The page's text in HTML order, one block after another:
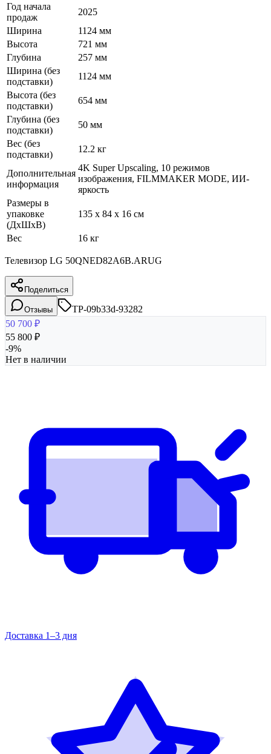
Год начала
продаж
2025
Ширина
1124 мм
Высота
721 мм
Глубина
257 мм
Ширина (без
подставки)
1124 мм
Высота (без
подставки)
654 мм
Глубина (без
подставки)
50 мм
Вес (без
подставки)
12.2 кг
Дополнительная
информация
4K Super Upscaling, 10 режимов
изображения, FILMMAKER MODE, ИИ-
яркость
Размеры в
упаковке
(ДхШхВ)
135 x 84 x 16 см
Вес 16 кг
Телевизор LG 50QNED82A6B.ARUG
Поделиться
Отзывы
TP-09b33d-93282
50 700 ₽
55 800 ₽
-9%
Нет в наличии
Доставка 1–3 дня